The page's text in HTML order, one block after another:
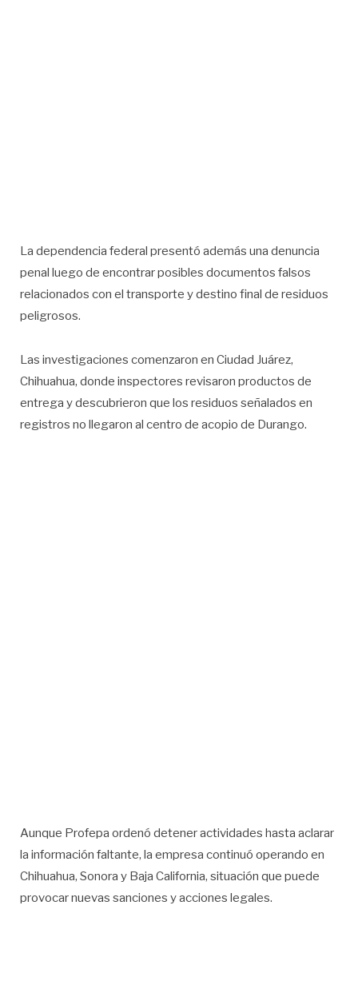
La dependencia federal presentó además una denuncia
penal luego de encontrar posibles documentos falsos
relacionados con el transporte y destino final de residuos
peligrosos.
Las investigaciones comenzaron en Ciudad Juárez,
Chihuahua, donde inspectores revisaron productos de
entrega y descubrieron que los residuos señalados en
registros no llegaron al centro de acopio de Durango.
Aunque Profepa ordenó detener actividades hasta aclarar
la información faltante, la empresa continuó operando en
Chihuahua, Sonora y Baja California, situación que puede
provocar nuevas sanciones y acciones legales.